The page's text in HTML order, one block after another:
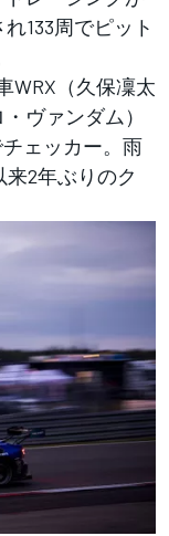
133周でピット
WRX（久保凜太
ヴァンダム）
ェッカー。雨
2年ぶりのク